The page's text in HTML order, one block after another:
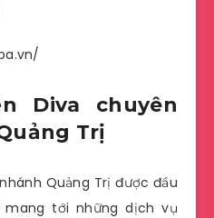
Diva chuyên
Trị
Quảng Trị được đầu
tới những dịch vụ